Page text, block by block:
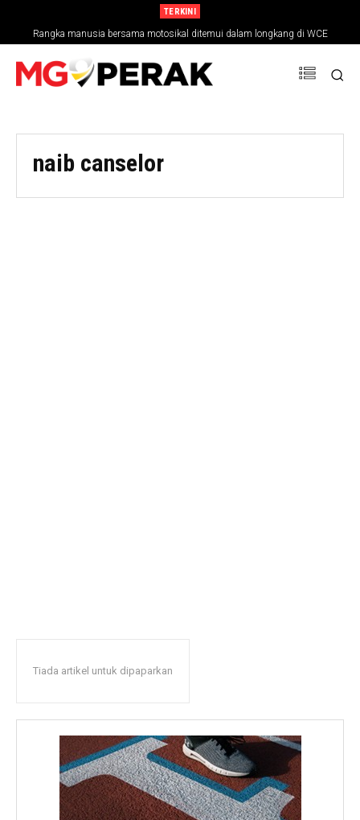
TERKINI
Rangka manusia bersama motosikal ditemui dalam longkang di WCE
naib canselor
Tiada artikel untuk dipaparkan